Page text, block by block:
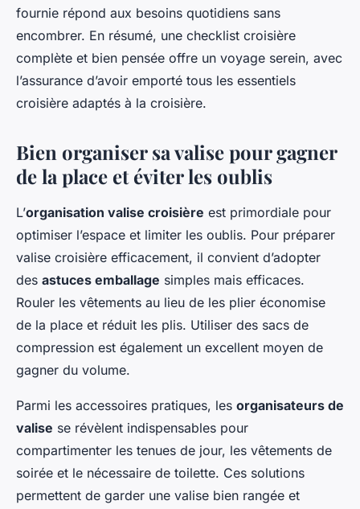
fournie répond aux besoins quotidiens sans
encombrer. En résumé, une checklist croisière
complète et bien pensée offre un voyage serein, avec
l’assurance d’avoir emporté tous les essentiels
croisière adaptés à la croisière.
Bien organiser sa valise pour gagner
de la place et éviter les oublis
L’organisation valise croisière est primordiale pour
optimiser l’espace et limiter les oublis. Pour préparer
valise croisière efficacement, il convient d’adopter
des astuces emballage simples mais efficaces.
Rouler les vêtements au lieu de les plier économise
de la place et réduit les plis. Utiliser des sacs de
compression est également un excellent moyen de
gagner du volume.
Parmi les accessoires pratiques, les organisateurs de
valise se révèlent indispensables pour
compartimenter les tenues de jour, les vêtements de
soirée et le nécessaire de toilette. Ces solutions
permettent de garder une valise bien rangée et